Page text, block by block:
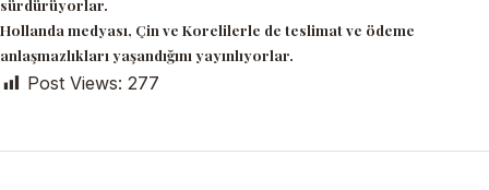
sürdürüyorlar.
Hollanda medyası, Çin ve Korelilerle de teslimat ve ödeme
anlaşmazlıkları yaşandığını yayınlıyorlar.
Post Views: 277